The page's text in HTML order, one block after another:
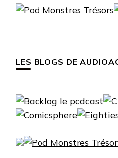
LES BLOGS DE